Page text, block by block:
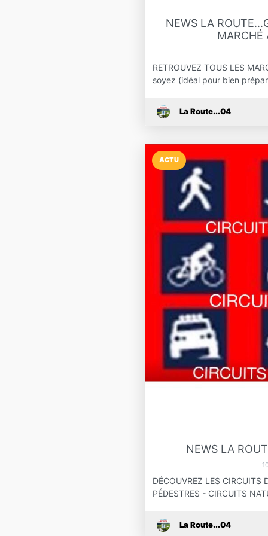
NEWS LA
MARCHÉ
RETROUVEZ TOUS LES
soyez (idéal pour bien
La Route...04
ACTU
NEWS LA
DÉCOUVREZ LES CIRCUITS
PÉDESTRES - CIRCUITS
La Route...04